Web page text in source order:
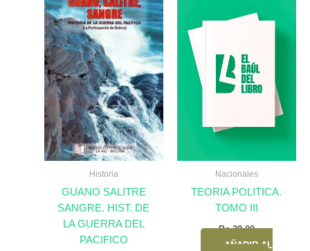
Historia
GUANO SALITRE
SANGRE. HIST. DE
LA GUERRA DEL
PACIFICO
Nacionales
TEORIA POLITICA.
TOMO III
Bs.39,00
AÑADIR AL